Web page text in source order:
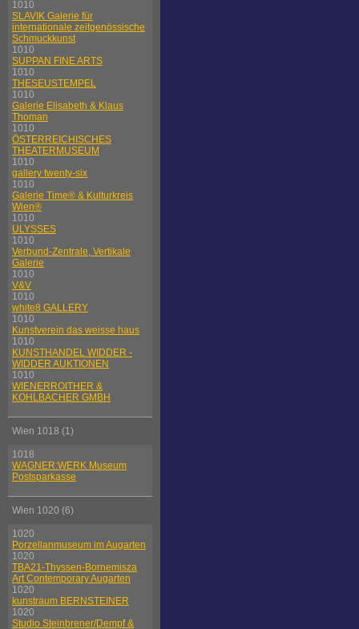
1010
SLAVIK Galerie für
internationale zeitgenössische
Schmuckkunst
1010
SUPPAN FINE ARTS
1010
THESEUSTEMPEL
1010
Galerie Elisabeth & Klaus
Thoman
1010
ÖSTERREICHISCHES
THEATERMUSEUM
1010
gallery twenty-six
1010
Galerie Time® & Kulturkreis
Wien®
1010
ULYSSES
1010
Verbund-Zentrale, Vertikale
Galerie
1010
V&V
1010
white8 GALLERY
1010
Kunstverein das weisse haus
1010
KUNSTHANDEL WIDDER -
WIDDER AUKTIONEN
1010
WIENERROITHER &
KOHLBACHER GMBH
Wien 1018 (1)
1018
WAGNER:WERK Museum
Postsparkasse
Wien 1020 (6)
1020
Porzellanmuseum im Augarten
1020
TBA21-Thyssen-Bornemisza
Art Contemporary Augarten
1020
kunstraum BERNSTEINER
1020
Studio Steinbrener/Dempf &